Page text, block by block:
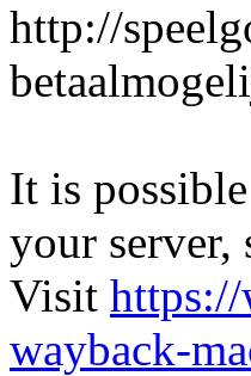
http://
It is
your server,
Visit
wayback-